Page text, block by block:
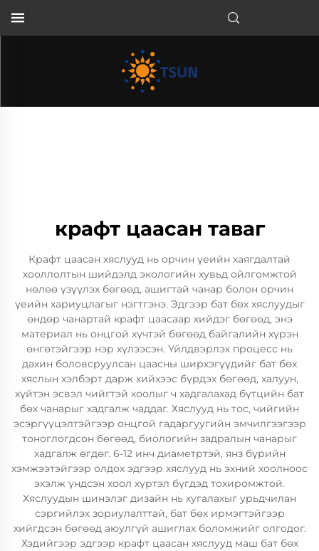
крафт цаасан таваг
Крафт цаасан хяслууд нь орчин үеийн хаягдалтай
хооллолтын шийдэлд экологийн хувьд ойлгомжтой
нөлөө үзүүлэх бөгөөд, ашигтай чанар болон орчин
үеийн хариуцлагыг нэгтгэнэ. Эдгээр бат бөх хяслуудыг
өндөр чанартай крафт цаасаар хийдэг бөгөөд, энэ
материал нь онцгой хүчтэй бөгөөд байгалийн хүрэн
өнгөтэйгээр нэр хүлээсэн. Үйлдвэрлэх процесс нь
дахин боловсруулсан цаасны ширхэгүүдийг бат бөх
хяслын хэлбэрт дарж хийхээс бүрдэх бөгөөд, халуун,
хүйтэн эсвэл чийгтэй хоолыг ч хадгалахад бүтцийн бат
бөх чанарыг хадгалж чаддаг. Хяслууд нь тос, чийгийн
эсэргүүцэлтэйгээр онцгой гадаргуугийн эмчилгээгээр
тоноглогдсон бөгөөд, биологийн задралын чанарыг
хадгалж өгдөг. 6-12 инч диаметртэй, янз бүрийн
хэмжээтэйгээр олдох эдгээр хяслууд нь эхний хоолноос
эхэлж үндсэн хоол хүртэл бүгдэд тохиромжтой.
Хяслуудын шинэлэг дизайн нь хугалахыг урьдчилан
сэргийлэх зориулалттай, бат бөх ирмэгтэйгээр
хийгдсэн бөгөөд аюулгүй ашиглах боломжийг олгодог.
Хэдийгээр эдгээр крафт цаасан хяслууд маш бат бөх